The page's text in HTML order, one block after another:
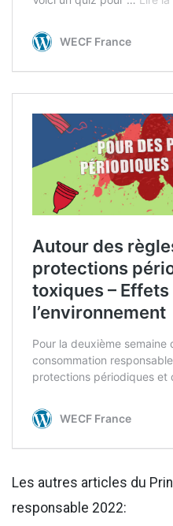
Les autres articles du
responsable 2022: